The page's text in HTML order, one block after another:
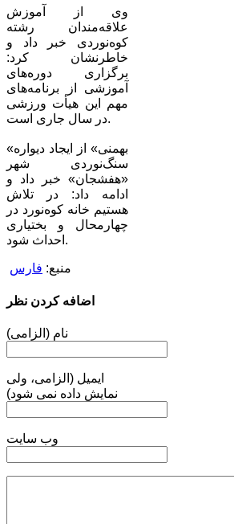
وی از آموزش
علاقه‌مندان رشته
کوه‌نوردی خبر داد و
خاطرنشان کرد:
برگزاری دوره‌های
آموزشی از برنامه‌های
مهم این هیأت ورزشی
در سال جاری است.
«بهمنی» از ایجاد دیواره
سنگ‌نوردی شهر
«هفشجان» خبر داد و
ادامه داد: در تلاش
هستیم خانه کوه‌نورد در
چهارمحال و بختیاری
احداث شود.
منبع: فارس
اضافه کردن نظر
نام (الزامی)
ایمیل (الزامی، ولی
نمایش داده نمی شود)
وب سایت